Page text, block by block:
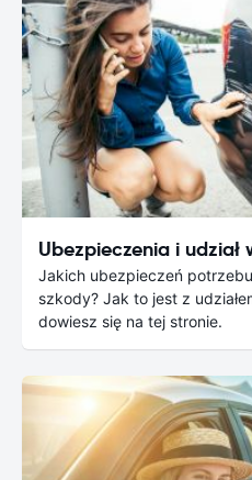
Ubezpieczenia i udział
Jakich ubezpieczeń
szkody? Jak to jest z
dowiesz się na tej stronie.